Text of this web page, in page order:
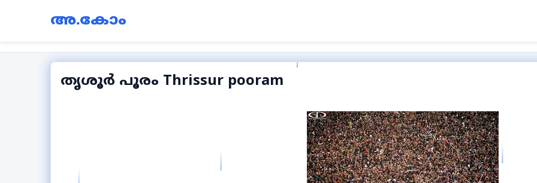
അ.കോം
തൃശൂർ പൂരം Thrissur pooram